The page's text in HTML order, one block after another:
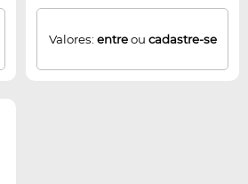
Valores: entreou cadastre-se